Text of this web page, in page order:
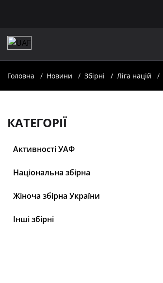
Головна Новини Збірні Ліга націй
КАТЕГОРІЇ
Активності УАФ
Національна збірна
Жіноча збірна України
Інші збірні